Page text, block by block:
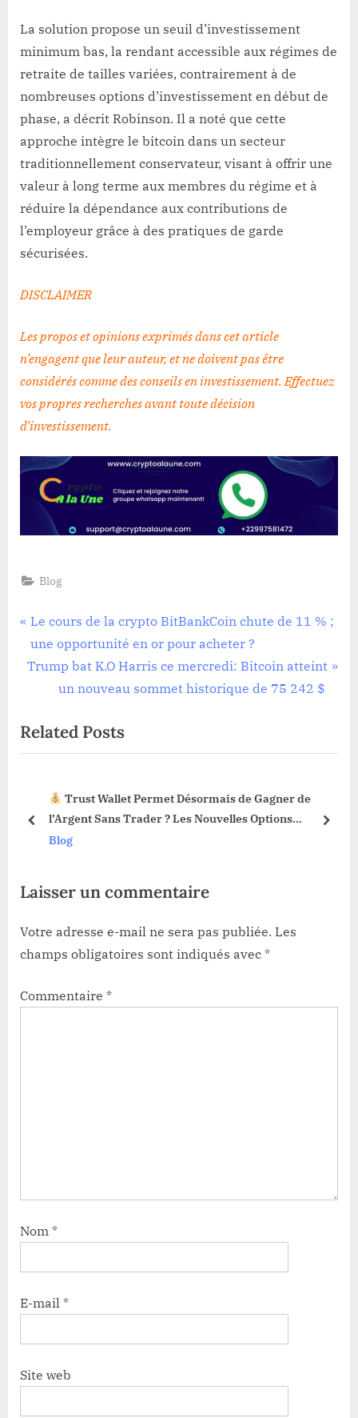
La solution propose un seuil d’investissement
minimum bas, la rendant accessible aux régimes de
retraite de tailles variées, contrairement à de
nombreuses options d’investissement en début de
phase, a décrit Robinson. Il a noté que cette
approche intègre le bitcoin dans un secteur
traditionnellement conservateur, visant à offrir une
valeur à long terme aux membres du régime et à
réduire la dépendance aux contributions de
l’employeur grâce à des pratiques de garde
sécurisées.
DISCLAIMER
Les propos et opinions exprimés dans cet article
n’engagent que leur auteur, et ne doivent pas être
considérés comme des conseils en investissement. Effectuez
vos propres recherches avant toute décision
d’investissement.
Blog
Navigation
de
l’article
P
r
e
o
u
o
:
Le cours de la crypto BitBankCoin chute de 11 % ;
une opportunité en or pour acheter ?
N
t
P
t
Trump bat K.O Harris ce mercredi: Bitcoin atteint
un nouveau sommet historique de 75 242 $
Related Posts
Trust Wallet Permet Désormais de Gagner de
l’Argent Sans Trader ? Les Nouvelles Options
Dévoilées !
Blog
prev next
Laisser un commentaire
Votre adresse e-mail ne sera pas publiée. Les
champs obligatoires sont indiqués avec *
Commentaire *
Nom *
E-mail *
Site web